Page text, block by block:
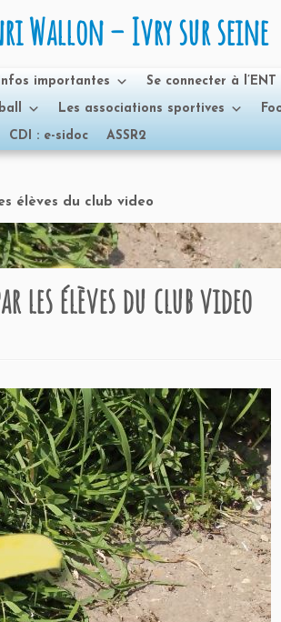
Wallon – Ivry sur seine
importantes Se connecter à l’ENT
Les associations sportives
CDI : e-sidoc
ASSR2
élèves du club video
les élèves du club video